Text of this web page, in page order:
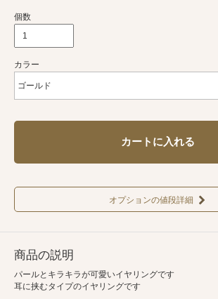
個数
カラー
カートに入れる
オプションの値段詳細
商品の説明
パールとキラキラが可愛いイヤリングです
耳に挟むタイプのイヤリングです